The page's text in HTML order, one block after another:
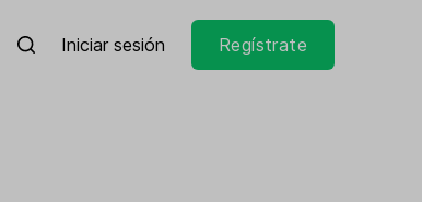
Iniciar sesión Regístrate